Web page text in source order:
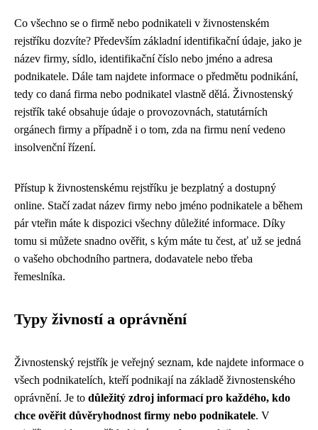
Co všechno se o firmě nebo podnikateli v živnostenském
rejstříku dozvíte? Především základní identifikační údaje, jako je
název firmy, sídlo, identifikační číslo nebo jméno a adresa
podnikatele. Dále tam najdete informace o předmětu podnikání,
tedy co daná firma nebo podnikatel vlastně dělá. Živnostenský
rejstřík také obsahuje údaje o provozovnách, statutárních
orgánech firmy a případně i o tom, zda na firmu není vedeno
insolvenční řízení.
Přístup k živnostenskému rejstříku je bezplatný a dostupný
online. Stačí zadat název firmy nebo jméno podnikatele a během
pár vteřin máte k dispozici všechny důležité informace. Díky
tomu si můžete snadno ověřit, s kým máte tu čest, ať už se jedná
o vašeho obchodního partnera, dodavatele nebo třeba
řemeslníka.
Typy živností a oprávnění
Živnostenský rejstřík je veřejný seznam, kde najdete informace o
všech podnikatelích, kteří podnikají na základě živnostenského
oprávnění. Je to důležitý zdroj informací pro každého, kdo
chce ověřit důvěryhodnost firmy nebo podnikatele. V